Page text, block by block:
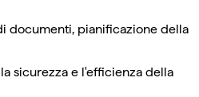
documenti, pianificazione della
sicurezza e l'efficienza della